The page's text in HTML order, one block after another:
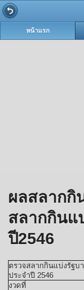
หน้าแรก
ผลสลากกิ
สลากกินแ
ปี2546
ตรวจสลากกินแบ่งรัฐบ
ประจำปี 2546
งวดที่